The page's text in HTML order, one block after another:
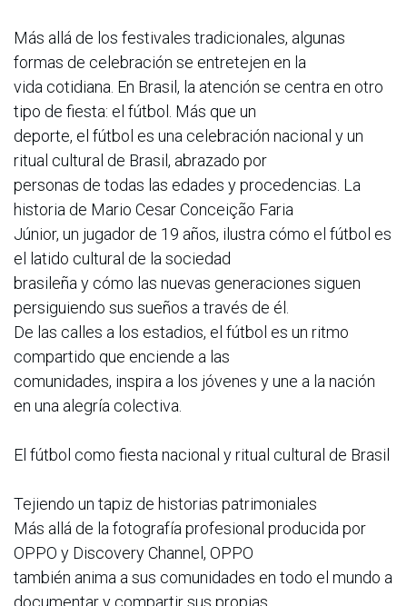
Más allá de los festivales tradicionales, algunas
formas de celebración se entretejen en la
vida cotidiana. En Brasil, la atención se centra en otro
tipo de fiesta: el fútbol. Más que un
deporte, el fútbol es una celebración nacional y un
ritual cultural de Brasil, abrazado por
personas de todas las edades y procedencias. La
historia de Mario Cesar Conceição Faria
Júnior, un jugador de 19 años, ilustra cómo el fútbol es
el latido cultural de la sociedad
brasileña y cómo las nuevas generaciones siguen
persiguiendo sus sueños a través de él.
De las calles a los estadios, el fútbol es un ritmo
compartido que enciende a las
comunidades, inspira a los jóvenes y une a la nación
en una alegría colectiva.
El fútbol como fiesta nacional y ritual cultural de Brasil
Tejiendo un tapiz de historias patrimoniales
Más allá de la fotografía profesional producida por
OPPO y Discovery Channel, OPPO
también anima a sus comunidades en todo el mundo a